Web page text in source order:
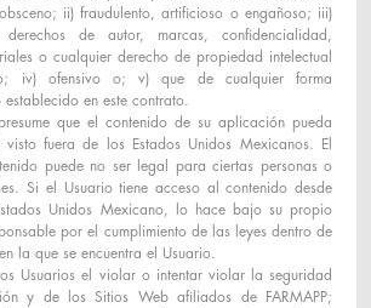
ii) fraudulento, artificioso o engañoso; iii)
de autor, marcas, confidencialidad,
o cualquier derecho de propiedad intelectual
iv) ofensivo o; v) que de cualquier forma
en este contrato.
presume que el contenido de su aplicación pueda
visto fuera de los Estados Unidos Mexicanos. El
puede no ser legal para ciertas personas o
Si el Usuario tiene acceso al contenido desde
Unidos Mexicano, lo hace bajo su propio
por el cumplimiento de las leyes dentro de
la que se encuentra el Usuario.
Usuarios el violar o intentar violar la seguridad
y de los Sitios Web afiliados de FARMAPP;